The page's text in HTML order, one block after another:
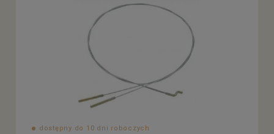
dostępny do 10 dni roboczych